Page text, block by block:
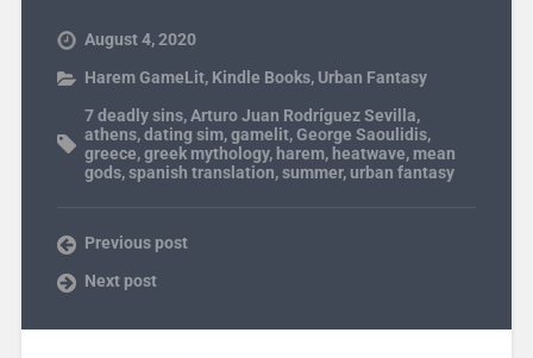
August 4, 2020
Harem GameLit, Kindle Books, Urban Fantasy
7 deadly sins,Arturo Juan Rodríguez Sevilla,
athens,dating sim,gamelit,George Saoulidis,
greece,greek mythology, harem, heatwave, mean
gods,spanish translation,summer,urban fantasy
Previous post
Next post